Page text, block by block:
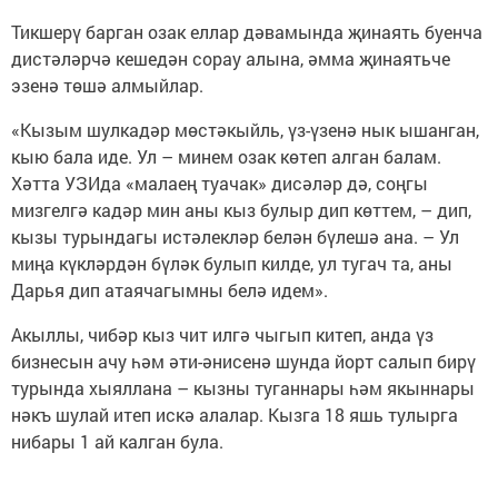
Тикшерү барган озак еллар дәвамында җинаять буенча
дистәләрчә кешедән сорау алына, әмма җинаятьче
эзенә төшә алмыйлар.
«Кызым шулкадәр мөстәкыйль, үз-үзенә нык ышанган,
кыю бала иде. Ул – минем озак көтеп алган балам.
Хәтта УЗИда «малаең туачак» дисәләр дә, соңгы
мизгелгә кадәр мин аны кыз булыр дип көттем, – дип,
кызы турындагы истәлекләр белән бүлешә ана. – Ул
миңа күкләрдән бүләк булып килде, ул тугач та, аны
Дарья дип атаячагымны белә идем».
Акыллы, чибәр кыз чит илгә чыгып китеп, анда үз
бизнесын ачу һәм әти-әнисенә шунда йорт салып бирү
турында хыяллана – кызны туганнары һәм якыннары
нәкъ шулай итеп искә алалар. Кызга 18 яшь тулырга
нибары 1 ай калган була.